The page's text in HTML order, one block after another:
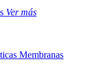
Ver más
Membranas